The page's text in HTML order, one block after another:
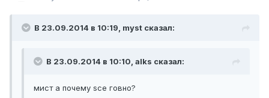
В 23.09.2014 в 10:19, myst сказал:
В 23.09.2014 в 10:10, alks сказал:
мист а почему sce говно?